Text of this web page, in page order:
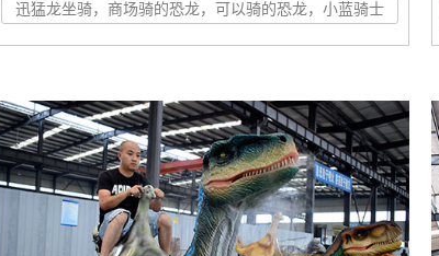
伶盗龙，化石发现于蒙古国及中国内蒙古等地。第二个种为
奥氏伶盗龙，是在2008年被命名，化石是一个发现于中国内
迅猛龙坐骑，商场骑的恐龙，可以骑的恐龙，小蓝骑士